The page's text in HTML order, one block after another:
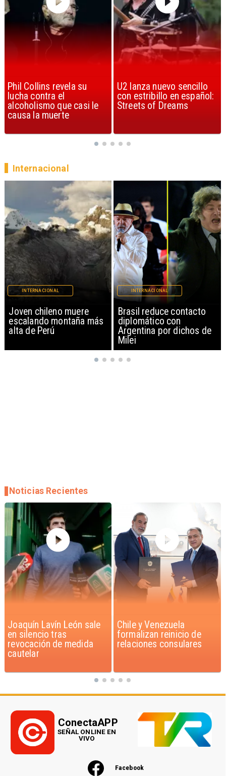
U2 lanza nuevo sencillo
con estribillo en español:
Streets of Dreams
“Africa” de Toto es
considerada la mejor
canción, según la ciencia
Brasil reduce contacto
diplomático con
Argentina por dichos de
INTERNACIONAL
China restringe
exportación de drones a
EEUU y sanciona
empresas
INTERNACIONAL
Internacional
Chile y Venezuela
formalizan reinicio de
relaciones consulares
Feriantes rechazan
dichos de Camila Flores
sobre Fabiola Campillai
Noticias Recientes
Facebook
ConectaAPP
SEÑAL ONLINE EN
VIVO